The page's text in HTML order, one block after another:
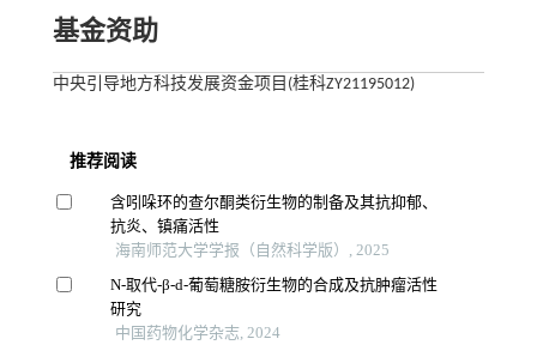
基金资助
中央引导地方科技发展资金项目(桂科ZY21195012)